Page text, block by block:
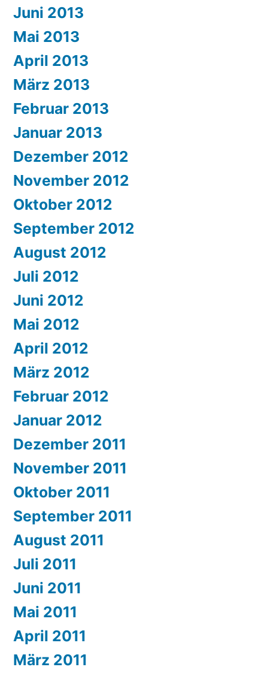
Juni 2013
Mai 2013
April 2013
März 2013
Februar 2013
Januar 2013
Dezember 2012
November 2012
Oktober 2012
September 2012
August 2012
Juli 2012
Juni 2012
Mai 2012
April 2012
März 2012
Februar 2012
Januar 2012
Dezember 2011
November 2011
Oktober 2011
September 2011
August 2011
Juli 2011
Juni 2011
Mai 2011
April 2011
März 2011